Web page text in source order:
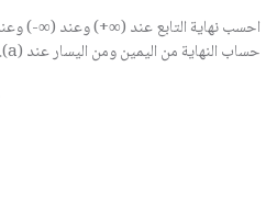
احسب نهاية التابع عند (+∞) وعند (-∞
)
حساب النهاية من اليمين ومن اليسار عند (a
).